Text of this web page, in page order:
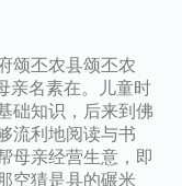
颂丕农县颂丕农
亲名素在。儿童时
础知识，后来到佛
流利地阅读与书
母亲经营生意，即
空猜是县的碾米